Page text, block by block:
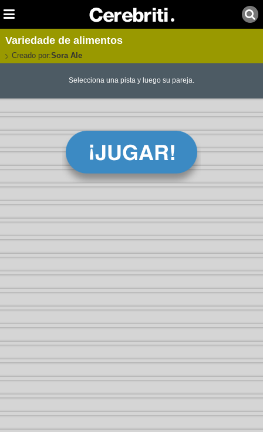
Variedade de alimentos
Creado por:Sora Ale
Selecciona una pista y luego su pareja.